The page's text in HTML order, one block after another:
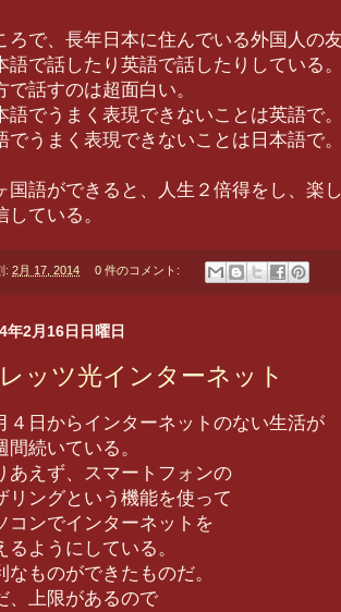
ろで、長年日本に住んでいる外国人の
語で話したり英語で話したりしている
で話すのは超面白い。
語でうまく表現できないことは英語で
でうまく表現できないことは日本語で
国語ができると、人生２倍得をし、楽
している。
: 2月 17, 2014 0 件のコメント:
年2月16日日曜日
ッツ光インターネット
４日からインターネットのない生活が
間続いている。
あえず、スマートフォンの
リングという機能を使って
コンでインターネットを
るようにしている。
なものができたものだ。
、上限があるので